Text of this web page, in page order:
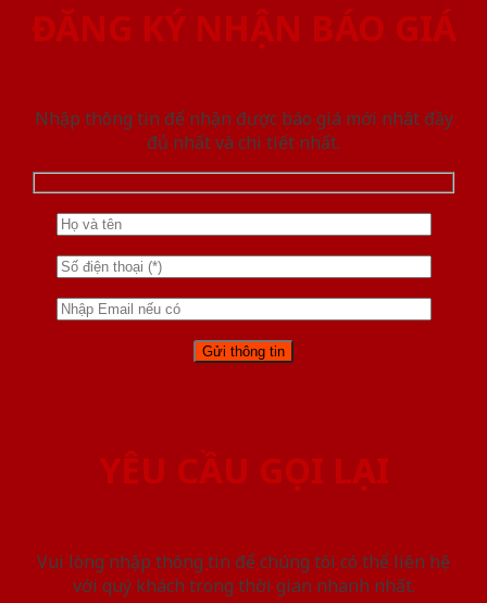
ĐĂNG KÝ NHẬN BÁO GIÁ
Nhập thông tin để nhận được báo giá mới nhât đầy
đủ nhất và chi tiết nhất.
YÊU CẦU GỌI LẠI
Vui lòng nhập thông tin để chúng tôi có thể liên hệ
với quý khách trong thời gian nhanh nhất.